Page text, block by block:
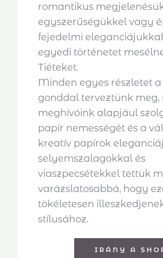
romantikus
egyszerűségükkel vagy
fejedelmi
egyedi történetet
Tiéteket.
Minden egyes részletet
gonddal terveztünk meg,
meghívóink alapjául
papír nemességét és a
kreatív papírok
selyemszalagokkal és
viaszpecsétekkel tettük
varázslatosabbá, hogy
tökéletesen
stílusához.
IRÁNY A